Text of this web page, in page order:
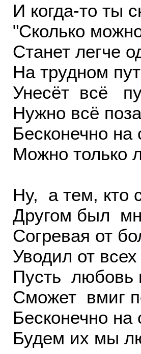
И когда-то ты
"Сколько
Станет легче
На трудном
Унесёт всё
Нужно всё
Бесконечно на
Можно только
Ну, а тем, кто
Другом был
Согревая от
Уводил от
Пусть любовь
Сможет вмиг
Бесконечно на
Будем их мы